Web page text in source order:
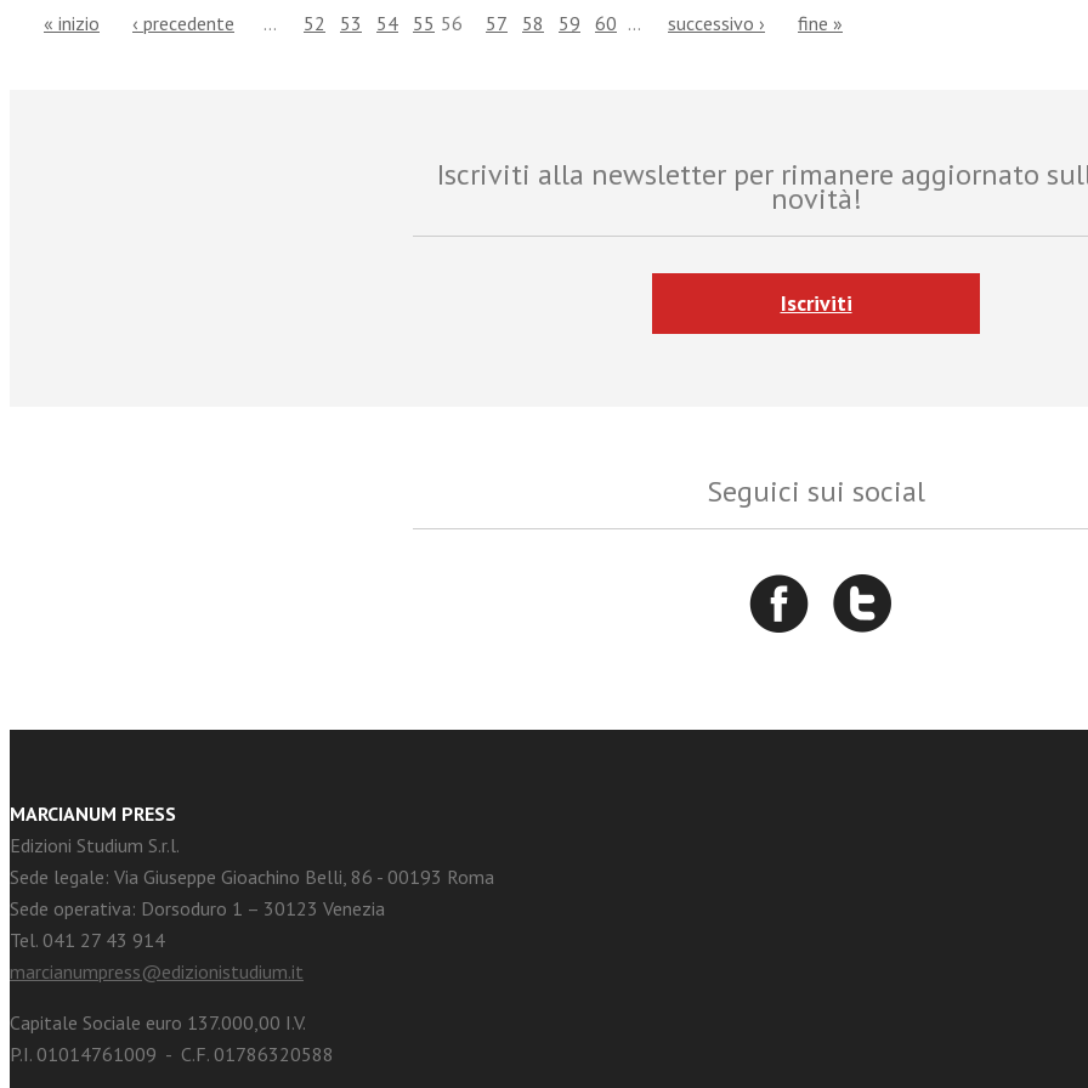
« inizio ‹ precedente … 52 53 54 55 56 57 58 59 60 … successivo › fine »
Iscriviti alla newsletter per rimanere aggiornato
novità!
Iscriviti
Seguici sui social
MARCIANUM PRESS
Edizioni Studium S.r.l.
Sede legale: Via Giuseppe Gioachino Belli, 86 - 00193 Roma
Sede operativa: Dorsoduro 1 – 30123 Venezia
Tel. 041 27 43 914
marcianumpress@edizionistudium.it
Capitale Sociale euro 137.000,00 I.V.
P.I. 01014761009 - C.F. 01786320588